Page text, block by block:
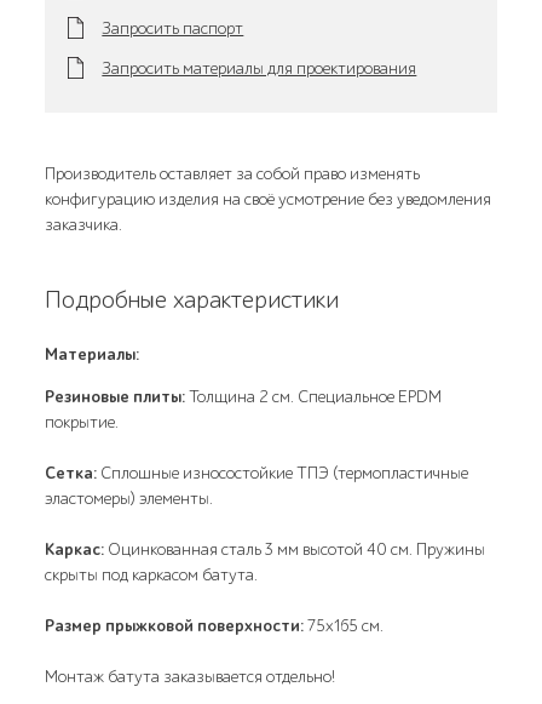
Запросить паспорт
Запросить материалы для проектирования
Производитель оставляет за собой право изменять
конфигурацию изделия на своё усмотрение без уведомления
заказчика.
Подробные характеристики
Материалы:
Резиновые плиты:Толщина 2 см. Специальное EPDM
покрытие.
Сетка: Сплошные износостойкие ТПЭ (термопластичные
эластомеры) элементы.
Каркас: Оцинкованная сталь 3 мм высотой 40 см. Пружины
скрыты под каркасом батута.
Размер прыжковой поверхности:75x165 см.
Монтаж батута заказывается отдельно!